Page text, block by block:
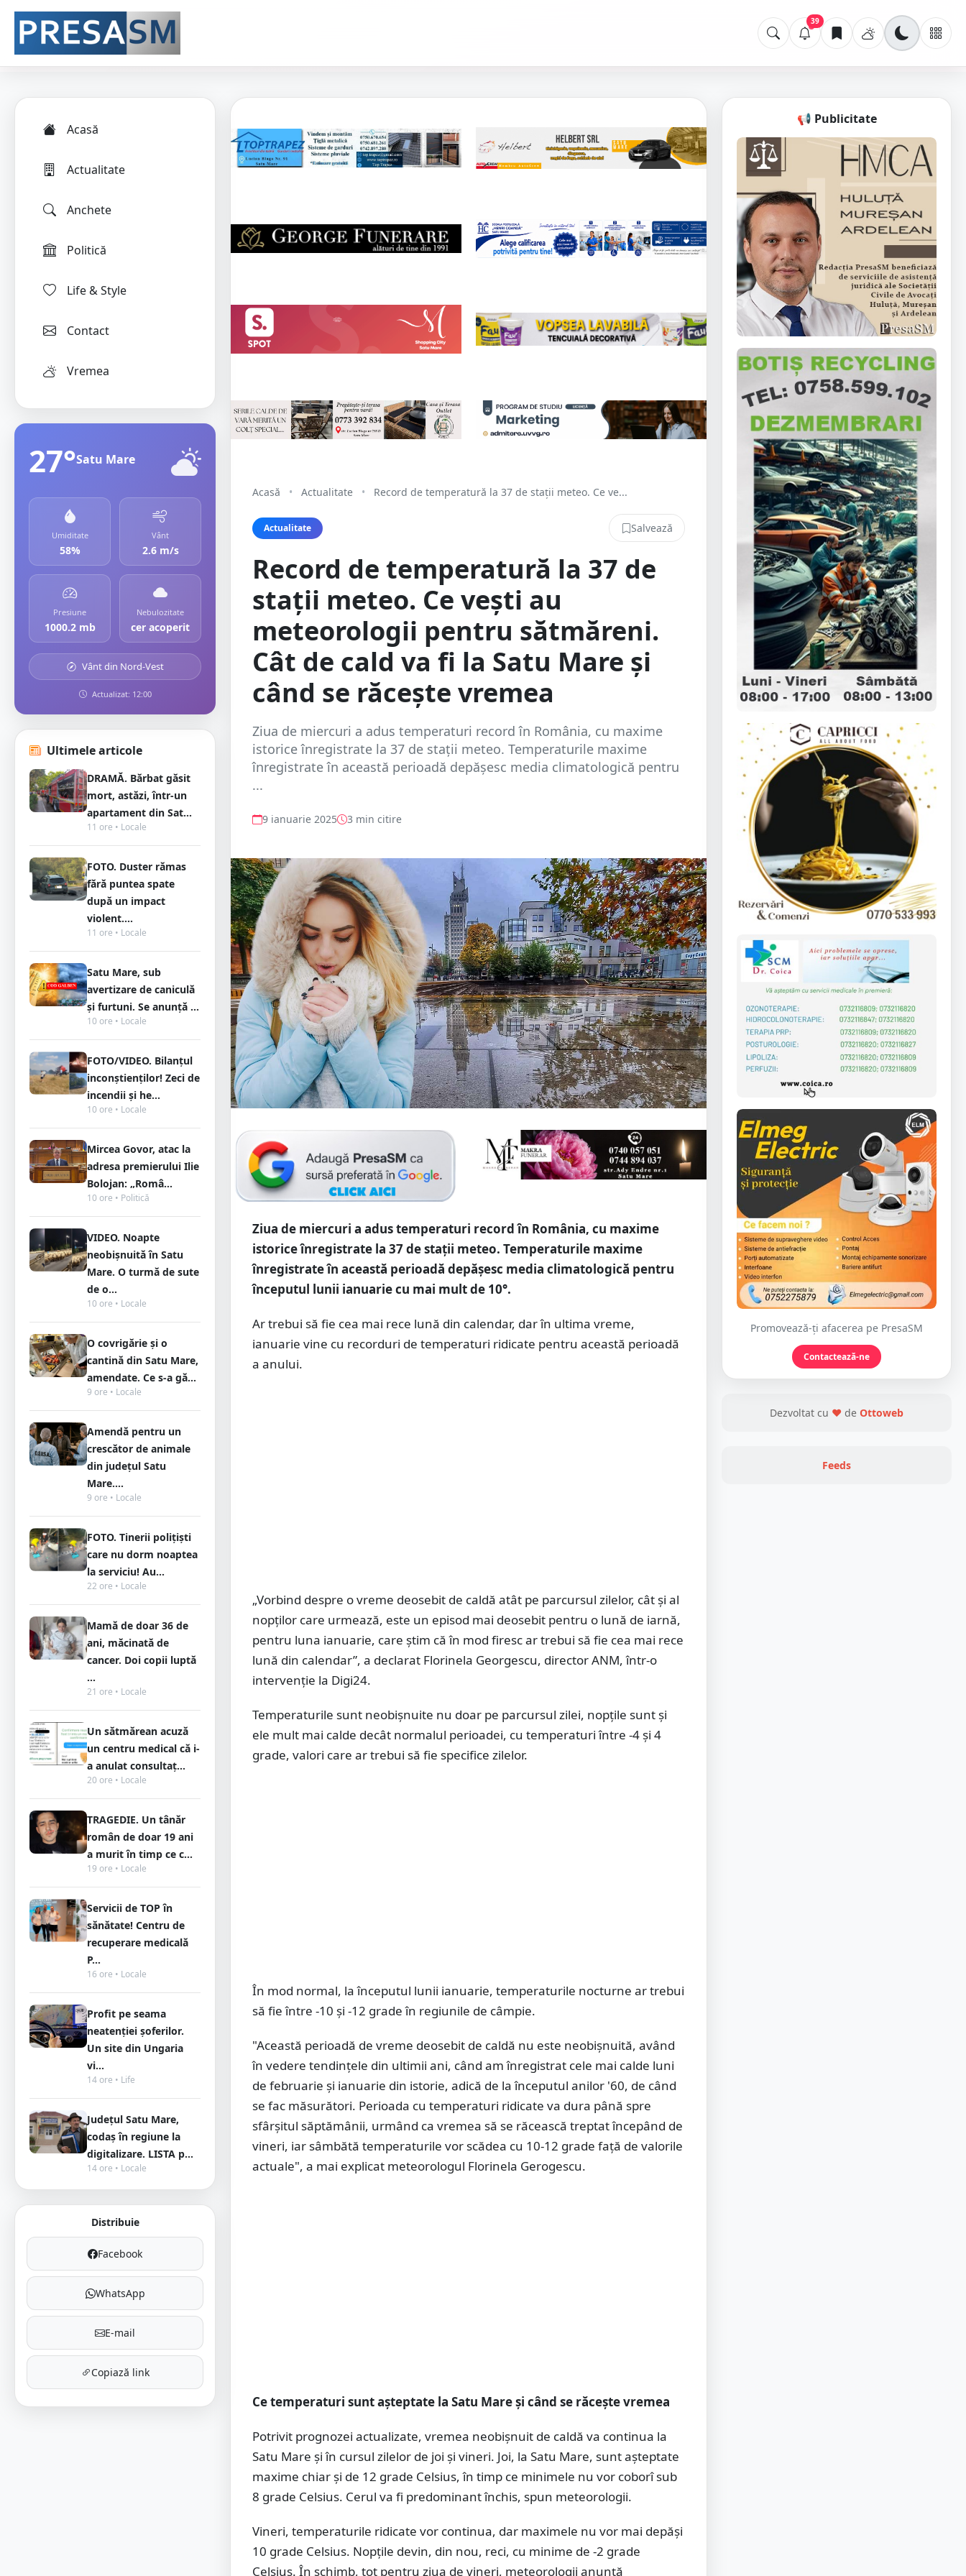
39
Acasă
Actualitate
Anchete
Politică
Life & Style
Contact
Vremea
27°Satu Mare
Umiditate
58%
Vânt
2.6 m/s
Presiune
1000.2 mb
Nebulozitate
cer acoperit
Vânt din Nord-Vest
Actualizat: 12:00
Ultimele articole
DRAMĂ. Bărbat găsit
mort, astăzi, într-un
apartament din Sat...
11 ore • Locale
FOTO. Duster rămas
fără puntea spate
după un impact
violent....
11 ore • Locale
Satu Mare, sub
avertizare de caniculă
și furtuni. Se anunță ...
10 ore • Locale
FOTO/VIDEO. Bilanțul
inconștienților! Zeci de
incendii și he...
10 ore • Locale
Mircea Govor, atac la
adresa premierului Ilie
Bolojan: „Româ...
10 ore • Politică
VIDEO. Noapte
neobișnuită în Satu
Mare. O turmă de sute
de o...
10 ore • Locale
O covrigărie și o
cantină din Satu Mare,
amendate. Ce s-a gă...
9 ore • Locale
Amendă pentru un
crescător de animale
din județul Satu
Mare....
9 ore • Locale
FOTO. Tinerii polițiști
care nu dorm noaptea
la serviciu! Au...
22 ore • Locale
Mamă de doar 36 de
ani, măcinată de
cancer. Doi copii luptă
...
21 ore • Locale
Un sătmărean acuză
un centru medical că i-
a anulat consultaț...
20 ore • Locale
TRAGEDIE. Un tânăr
român de doar 19 ani
a murit în timp ce c...
19 ore • Locale
Servicii de TOP în
sănătate! Centru de
recuperare medicală
P...
16 ore • Locale
Profit pe seama
neatenției șoferilor.
Un site din Ungaria
vi...
14 ore • Life
Județul Satu Mare,
codaș în regiune la
digitalizare. LISTA p...
14 ore • Locale
Distribuie
Facebook
WhatsApp
E-mail
Copiază link
Acasă • Actualitate • Record de temperatură la 37 de stații meteo. Ce ve...
Actualitate Salvează
Record de temperatură la 37 de
stații meteo. Ce vești au
meteorologii pentru sătmăreni.
Cât de cald va fi la Satu Mare și
când se răcește vremea
Ziua de miercuri a adus temperaturi record în România, cu maxime
istorice înregistrate la 37 de stații meteo. Temperaturile maxime
înregistrate în această perioadă depășesc media climatologică pentru
...
9 ianuarie 2025 3 min citire
Ziua de miercuri a adus temperaturi record în România, cu maxime
istorice înregistrate la 37 de stații meteo. Temperaturile maxime
înregistrate în această perioadă depășesc media climatologică pentru
începutul lunii ianuarie cu mai mult de 10°.
Ar trebui să fie cea mai rece lună din calendar, dar în ultima vreme,
ianuarie vine cu recorduri de temperaturi ridicate pentru această perioadă
a anului.
„Vorbind despre o vreme deosebit de caldă atât pe parcursul zilelor, cât și al
nopților care urmează, este un episod mai deosebit pentru o lună de iarnă,
pentru luna ianuarie, care știm că în mod firesc ar trebui să fie cea mai rece
lună din calendar”, a declarat Florinela Georgescu, director ANM, într-o
intervenție la Digi24.
Temperaturile sunt neobișnuite nu doar pe parcursul zilei, nopțile sunt și
ele mult mai calde decât normalul perioadei, cu temperaturi între -4 și 4
grade, valori care ar trebui să fie specifice zilelor.
În mod normal, la începutul lunii ianuarie, temperaturile nocturne ar trebui
să fie între -10 și -12 grade în regiunile de câmpie.
"Această perioadă de vreme deosebit de caldă nu este neobișnuită, având
în vedere tendințele din ultimii ani, când am înregistrat cele mai calde luni
de februarie și ianuarie din istorie, adică de la începutul anilor '60, de când
se fac măsurători. Perioada cu temperaturi ridicate va dura până spre
sfârșitul săptămânii, urmând ca vremea să se răcească treptat începând de
vineri, iar sâmbătă temperaturile vor scădea cu 10-12 grade față de valorile
actuale", a mai explicat meteorologul Florinela Gerogescu.
Ce temperaturi sunt așteptate la Satu Mare și când se răcește vremea
Potrivit prognozei actualizate, vremea neobișnuit de caldă va continua la
Satu Mare și în cursul zilelor de joi și vineri. Joi, la Satu Mare, sunt așteptate
maxime chiar și de 12 grade Celsius, în timp ce minimele nu vor coborî sub
8 grade Celsius. Cerul va fi predominant închis, spun meteorologii.
Vineri, temperaturile ridicate vor continua, dar maximele nu vor mai depăși
10 grade Celsius. Nopțile devin, din nou, reci, cu minime de -2 grade
Celsius. În schimb, tot pentru ziua de vineri, meteorologii anunță
📢 Publicitate
Promovează-ți afacerea pe PresaSM
Contactează-ne
Dezvoltat cu ❤ de Ottoweb
Feeds